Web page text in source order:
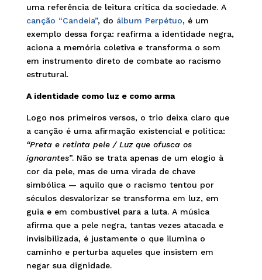
uma referência de leitura crítica da sociedade. A
canção “Candeia”, do álbum Perpétuo, é um
exemplo dessa força: reafirma a identidade negra,
aciona a memória coletiva e transforma o som
em instrumento direto de combate ao racismo
estrutural.
A identidade como luz e como arma
Logo nos primeiros versos, o trio deixa claro que
a canção é uma afirmação existencial e política:
“Preta e retinta pele / Luz que ofusca os
ignorantes”. Não se trata apenas de um elogio à
cor da pele, mas de uma virada de chave
simbólica — aquilo que o racismo tentou por
séculos desvalorizar se transforma em luz, em
guia e em combustível para a luta. A música
afirma que a pele negra, tantas vezes atacada e
invisibilizada, é justamente o que ilumina o
caminho e perturba aqueles que insistem em
negar sua dignidade.